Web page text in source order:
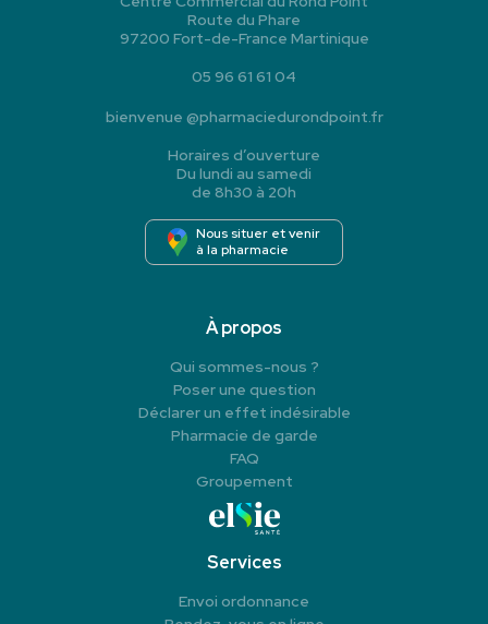
Route du Phare
97200 Fort-de-France Martinique
05 96 61 61 04
bienvenue @pharmaciedurondpoint.fr
Horaires d’ouverture
Du lundi au samedi
de 8h30 à 20h
Nous situer et venir
à la pharmacie
À propos
Qui sommes-nous ?
Poser une question
Déclarer un effet indésirable
Pharmacie de garde
FAQ
Groupement
Services
Envoi ordonnance